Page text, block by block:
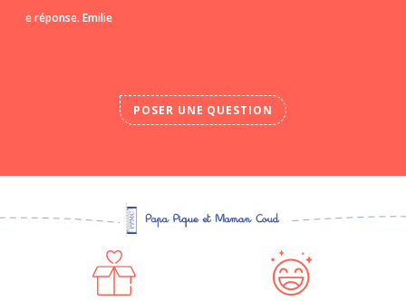
e réponse. Emilie
POSER UNE QUESTION